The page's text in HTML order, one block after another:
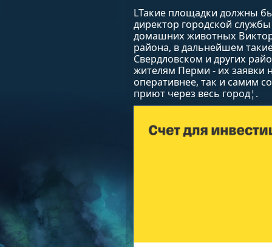
LТакие площадки должны
директор городской
домашних животных
района, в дальнейшем
Свердловском и других
жителям Перми - их заявки
оперативнее, так и самим
приют через весь город¦.